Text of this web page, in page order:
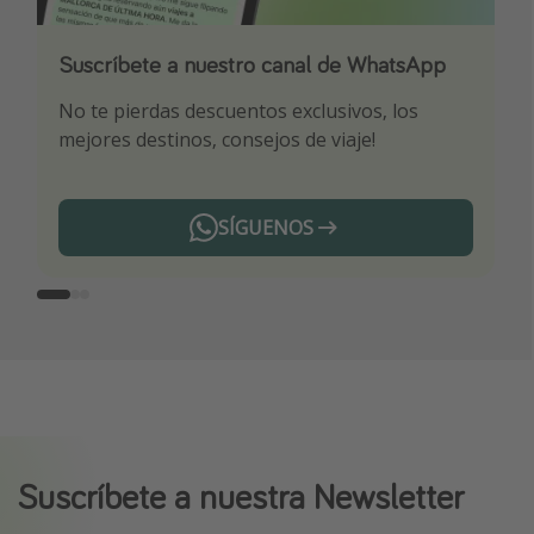
Suscríbete a nuestro canal de WhatsApp
No te pierdas descuentos exclusivos, los
mejores destinos, consejos de viaje!
SÍGUENOS
Descarga nuestra app
Sé el primero en reservar nuestros chollazos
¡Suscríbete a nuestro canal de Telegram!
¡Recibe las mejores ofertas seleccionadas para
ti por nuestros expertos en viajes
Telegram
Suscríbete a nuestra Newsletter